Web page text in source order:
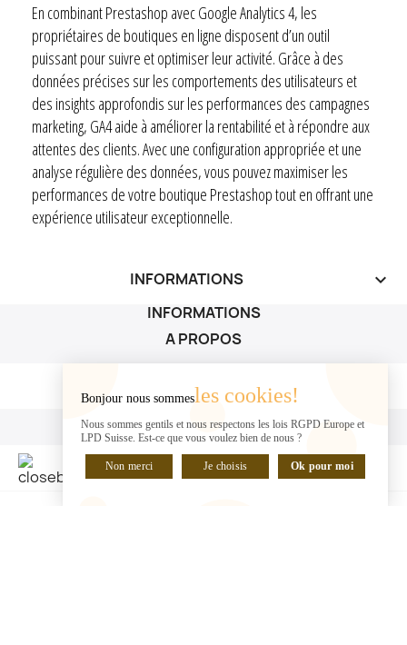
En combinant Prestashop avec Google Analytics 4, les
propriétaires de boutiques en ligne disposent d’un outil
puissant pour suivre et optimiser leur activité. Grâce à des
données précises sur les comportements des utilisateurs et
des insights approfondis sur les performances des campagnes
marketing, GA4 aide à améliorer la rentabilité et à répondre aux
attentes des clients. Avec une configuration appropriée et une
analyse régulière des données, vous pouvez maximiser les
performances de votre boutique Prestashop tout en offrant une
expérience utilisateur exceptionnelle.
INFORMATIONS keyboard_arrow_down
INFORMATIONS
A PROPOS
A PROPOS
VOTRE COMPTE
VOTRE COMPTE
Bonjour nous sommesles cookies!
Nous sommes gentils et nous respectons les lois RGPD Europe et
LPD Suisse. Est-ce que vous voulez bien de nous ?
Non merci Je choisis Ok pour moi
DISCUTER EN LIGNE